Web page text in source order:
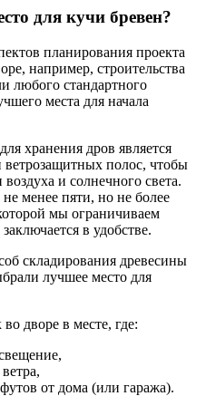
для кучи бревен?
планирования проекта
например, строительства
любого стандартного
места для начала
хранения дров является
ветрозащитных полос, чтобы
и солнечного света.
менее пяти, но не более
мы ограничиваем
в удобстве.
складирования древесины
лучшее место для
дворе в месте, где:
от дома (или гаража).